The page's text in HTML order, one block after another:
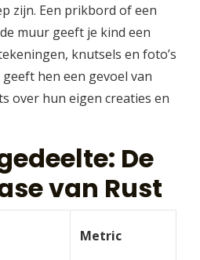
zijn. Een prikbord of een
muur geeft je kind een
knutsels en foto’s
hen een gevoel van
over hun eigen creaties en
De
van Rust
Metric